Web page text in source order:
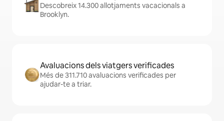
Descobreix 14.300 allotjaments vacacionals a
Brooklyn.
Avaluacions dels viatgers verificades
Més de 311.710 avaluacions verificades per
ajudar-te a triar.